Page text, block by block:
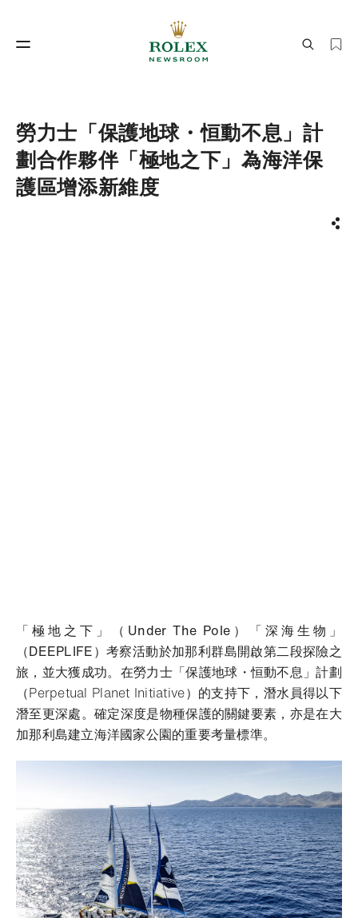
勞力士「保護地球・恒動不息」計
劃合作夥伴「極地之下」為海洋保
護區增添新維度
「極地之下」（Under The Pole）「深海生物」
（DEEPLIFE）考察活動於加那利群島開啟第二段探險之
旅，並大獲成功。 在勞力士「保護地球・恒動不息」計劃
（Perpetual Planet Initiative）的支持下，潛水員得以下
潛至更深處。確定深度是物種保護的關鍵要素，亦是在大
加那利島建立海洋國家公園的重要考量標準。